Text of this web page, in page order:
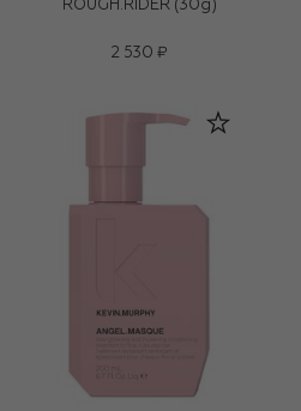
ROUGH.RIDER (30g)
2 530 ₽